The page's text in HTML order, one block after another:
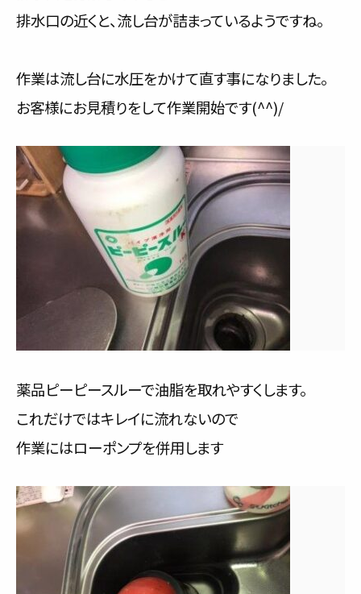
排水口の近くと、流し台が詰まっているようですね。
作業は流し台に水圧をかけて直す事になりました。
お客様にお見積りをして作業開始です(^^)/
薬品ピーピースルーで油脂を取れやすくします。
これだけではキレイに流れないので
作業にはローポンプを併用します